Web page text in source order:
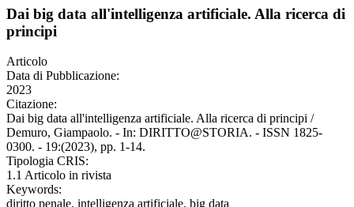
Dai big data all'intelligenza artificiale. Alla ricerca di
principi
Articolo
Data di Pubblicazione:
2023
Citazione:
Dai big data all'intelligenza artificiale. Alla ricerca di principi /
Demuro, Giampaolo. - In: DIRITTO@STORIA. - ISSN 1825-
0300. - 19:(2023), pp. 1-14.
Tipologia CRIS:
1.1 Articolo in rivista
Keywords:
diritto penale, intelligenza artificiale, big data